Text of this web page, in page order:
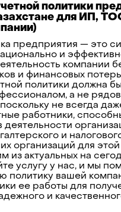
политики
для ИП,
предприятия — это
и
компании
и финансовых
политики должна
а не
не всегда
работники,
и
организаций для
из актуальных на
услугу у нас, и мы
политику вашей
ее работы для
и